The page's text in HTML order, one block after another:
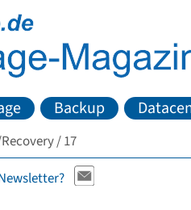
Backup
17